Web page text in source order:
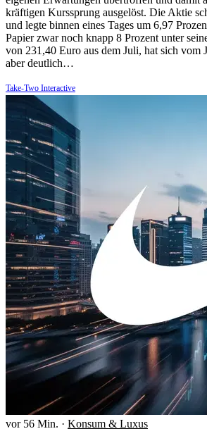
kräftigen Kurssprung ausgelöst. Die Aktie
und legte binnen eines Tages um 6,97
Papier zwar noch knapp 8 Prozent unter
von 231,40 Euro aus dem Juli, hat sich vom
aber deutlich…
Take-Two Interactive
vor 56 Min. · Konsum & Luxus